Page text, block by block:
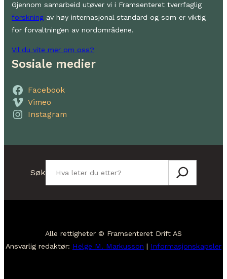
Gjennom samarbeid utøver vi i Framsenteret tverrfaglig
forskning av høy internasjonal standard og som er viktig
for forvaltningen av nordområdene.
Vil du vite mer om oss?
Sosiale medier
Facebook
Vimeo
Instagram
Søk
Alle rettigheter © Framsenteret Drift AS
Ansvarlig redaktør: Helge M. Markusson | Informasjonskapsler